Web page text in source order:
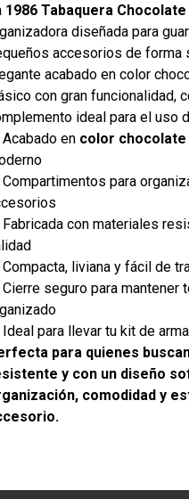
1986 Tabaquera Chocolate
diseñada para
accesorios de forma
acabado en color
con gran funcionalidad,
ideal para el uso
Acabado en color chocolate
Compartimentos para
Fabricada con materiales
Compacta, liviana y fácil de
Cierre seguro para mantener
Ideal para llevar tu kit de
para quienes
y con un diseño
comodidad y